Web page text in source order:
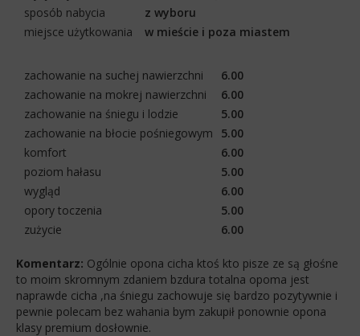
sposób nabycia
z wyboru
miejsce użytkowania
w mieście i poza miastem
zachowanie na suchej nawierzchni
6.00
zachowanie na mokrej nawierzchni
6.00
zachowanie na śniegu i lodzie
5.00
zachowanie na błocie pośniegowym
5.00
komfort
6.00
poziom hałasu
5.00
wygląd
6.00
opory toczenia
5.00
zużycie
6.00
Komentarz: Ogólnie opona cicha ktoś kto pisze ze są głośne
to moim skromnym zdaniem bzdura totalna opoma jest
naprawde cicha ,na śniegu zachowuje się bardzo pozytywnie i
pewnie polecam bez wahania bym zakupił ponownie opona
klasy premium dosłownie.